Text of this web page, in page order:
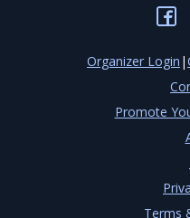
Organizer Login |
Promote
Terms